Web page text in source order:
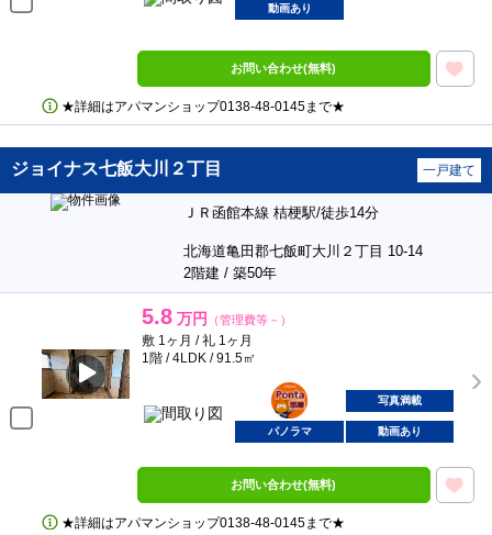
動画あり
お問い合わせ(無料)
★詳細はアパマンショップ0138‐48‐0145まで★
ジョイナス七飯大川２丁目 一戸建て
ＪＲ函館本線 桔梗駅/徒歩14分
北海道亀田郡七飯町大川２丁目 10-14
2階建 / 築50年
5.8 万円 （管理費等－）
敷 1ヶ月 / 礼 1ヶ月
1階 / 4LDK / 91.5㎡
ポンタ
部屋
写真満載
パノラマ 動画あり
お問い合わせ(無料)
★詳細はアパマンショップ0138‐48‐0145まで★